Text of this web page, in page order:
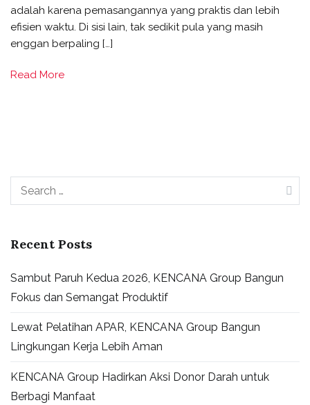
adalah karena pemasangannya yang praktis dan lebih
efisien waktu. Di sisi lain, tak sedikit pula yang masih
enggan berpaling […]
Read More
Recent Posts
Sambut Paruh Kedua 2026, KENCANA Group Bangun
Fokus dan Semangat Produktif
Lewat Pelatihan APAR, KENCANA Group Bangun
Lingkungan Kerja Lebih Aman
KENCANA Group Hadirkan Aksi Donor Darah untuk
Berbagi Manfaat